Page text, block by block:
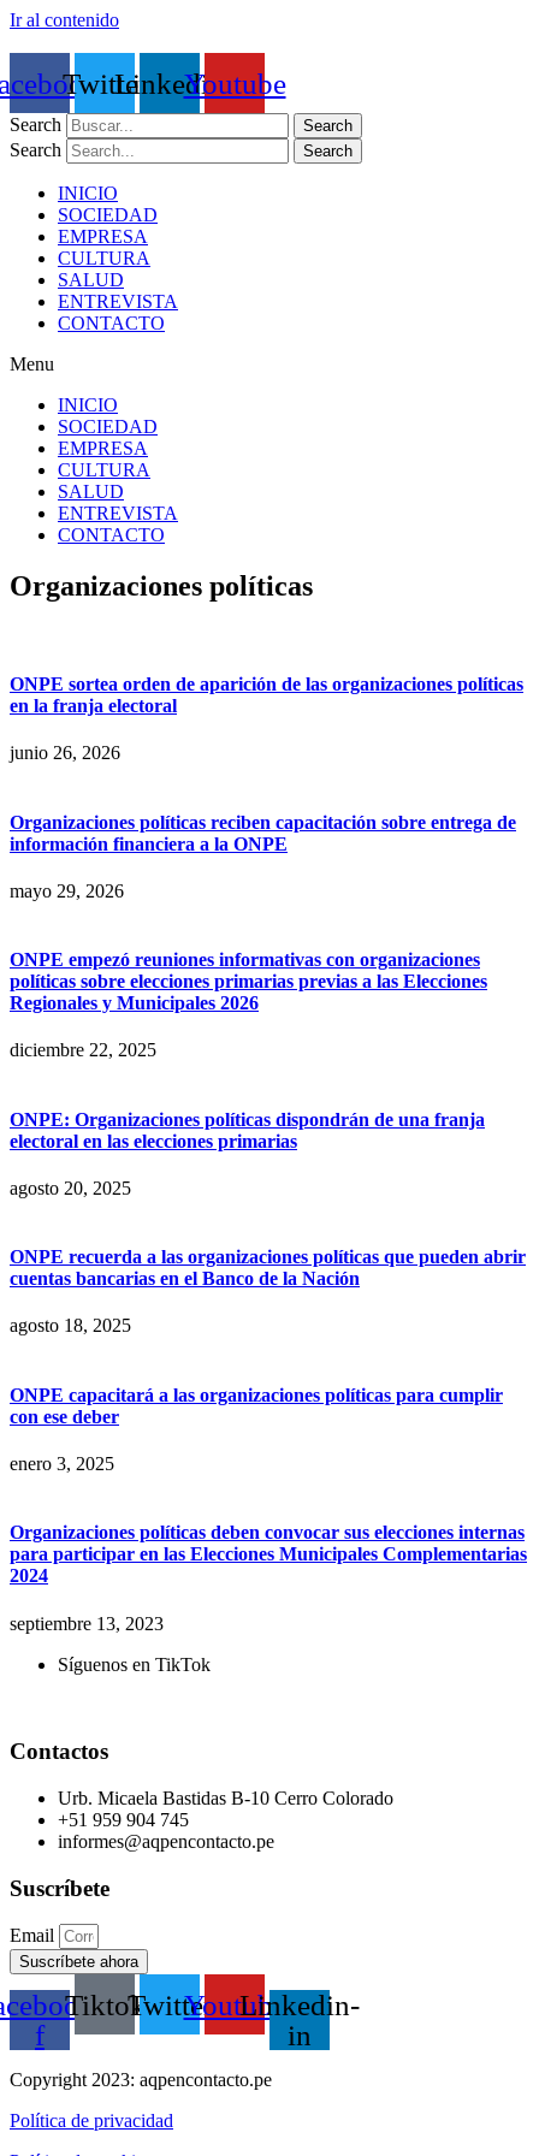
Ir al contenido
TwitterLinkedinYoutube
Search Search
Search Search
INICIO
SOCIEDAD
EMPRESA
CULTURA
SALUD
ENTREVISTA
CONTACTO
Menu
INICIO
SOCIEDAD
EMPRESA
CULTURA
SALUD
ENTREVISTA
CONTACTO
Organizaciones políticas
ONPE sortea orden de aparición de las organizaciones políticas
en la franja electoral
junio 26, 2026
Organizaciones políticas reciben capacitación sobre entrega de
información financiera a la ONPE
mayo 29, 2026
ONPE empezó reuniones informativas con organizaciones
políticas sobre elecciones primarias previas a las Elecciones
Regionales y Municipales 2026
diciembre 22, 2025
ONPE: Organizaciones políticas dispondrán de una franja
electoral en las elecciones primarias
agosto 20, 2025
ONPE recuerda a las organizaciones políticas que pueden abrir
cuentas bancarias en el Banco de la Nación
agosto 18, 2025
ONPE capacitará a las organizaciones políticas para cumplir
con ese deber
enero 3, 2025
Organizaciones políticas deben convocar sus elecciones internas
para participar en las Elecciones Municipales Complementarias
2024
septiembre 13, 2023
Síguenos en TikTok
Contactos
Urb. Micaela Bastidas B-10 Cerro Colorado
+51 959 904 745
informes@aqpencontacto.pe
Suscríbete
Email
Suscríbete ahora
f
TiktokTwitterYoutubeLinkedin-
in
Copyright 2023: aqpencontacto.pe
Política de privacidad